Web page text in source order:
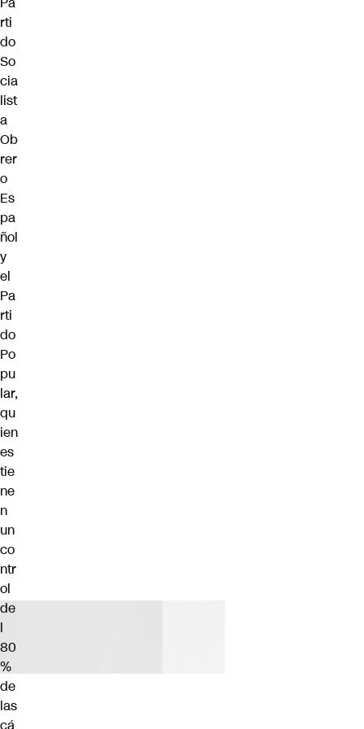
rti
do
So
cia
list
a
Ob
rer
o
Es
pa
ñol
y
el
Pa
rti
do
Po
pu
lar,
qu
ien
es
tie
ne
n
un
co
ntr
ol
de
l
80
%
de
las
cá